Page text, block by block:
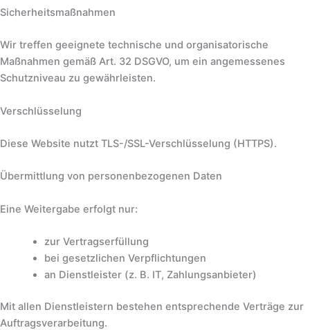
Sicherheitsmaßnahmen
Wir treffen geeignete technische und organisatorische
Maßnahmen gemäß Art. 32 DSGVO, um ein angemessenes
Schutzniveau zu gewährleisten.
Verschlüsselung
Diese Website nutzt TLS-/SSL-Verschlüsselung (HTTPS).
Übermittlung von personenbezogenen Daten
Eine Weitergabe erfolgt nur:
zur Vertragserfüllung
bei gesetzlichen Verpflichtungen
an Dienstleister (z. B. IT, Zahlungsanbieter)
Mit allen Dienstleistern bestehen entsprechende Verträge zur
Auftragsverarbeitung.